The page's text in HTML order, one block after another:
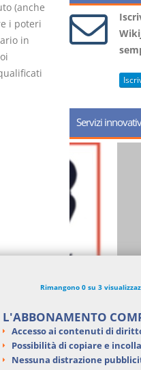
(anche
i poteri
in
Servizi
Rimangono 0 su 3
L'ABBONAMENTO
Accesso ai contenuti di
Possibilità di copiare e
Nessuna distrazione